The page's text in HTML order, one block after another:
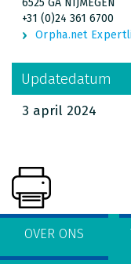
+31 (0)24 361 6700
Orpha.net
Updatedatum
3 april 2024
OVER ONS